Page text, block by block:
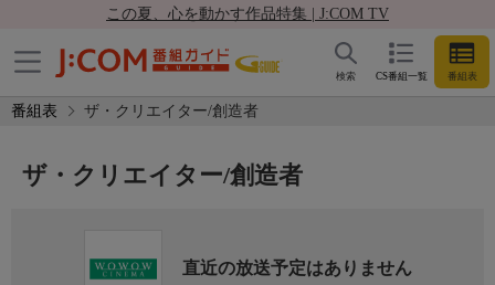
この夏、心を動かす作品特集 | J:COM TV
CS番組一覧 番組表
検索
番組表 ザ・クリエイター/創造者
ザ・クリエイター/創造者
直近の放送予定はありません